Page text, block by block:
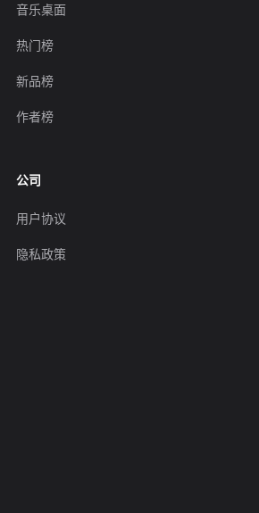
音乐桌面
热门榜
新品榜
作者榜
公司
用户协议
隐私政策